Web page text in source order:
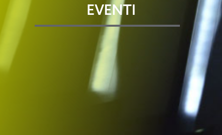
EVENTI